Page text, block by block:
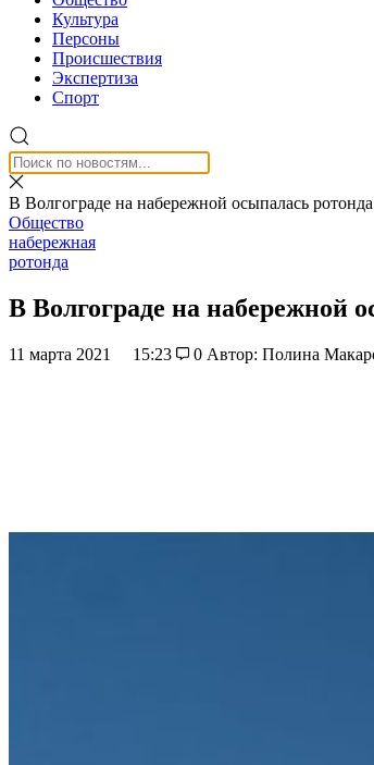
Культура
Персоны
Происшествия
Экспертиза
Спорт
В Волгограде на набережной осыпалась ротонда
Общество
набережная
ротонда
В Волгограде на набережной
11 марта 2021 15:23 0 Автор: Полина